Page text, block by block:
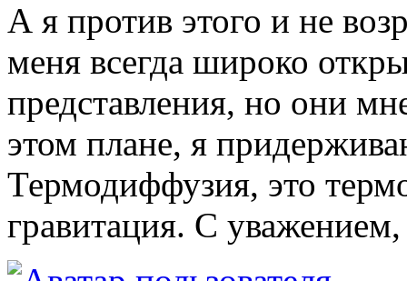
А я против этого и не
меня всегда широко
представления, но они
этом плане, я
Термодиффузия, это
гравитация. С